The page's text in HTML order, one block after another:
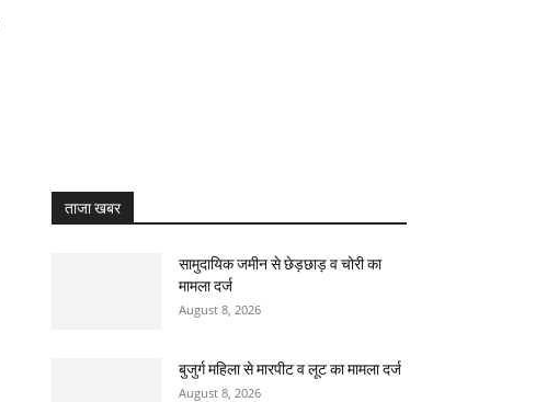
ताजा खबर
सामुदायिक जमीन से छेड़छाड़ व चोरी का
मामला दर्ज
August 8, 2026
बुजुर्ग महिला से मारपीट व लूट का मामला दर्ज
August 8, 2026